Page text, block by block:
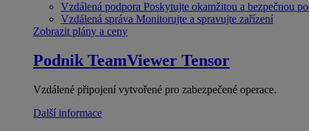
Vzdálená podpora Poskytujte okamžitou a bezpečnou
Vzdálená správa Monitorujte a spravujte zařízení
Zobrazit plány a ceny
Podnik TeamViewer Tensor
Vzdálené připojení vytvořené pro zabezpečené operace.
Další informace